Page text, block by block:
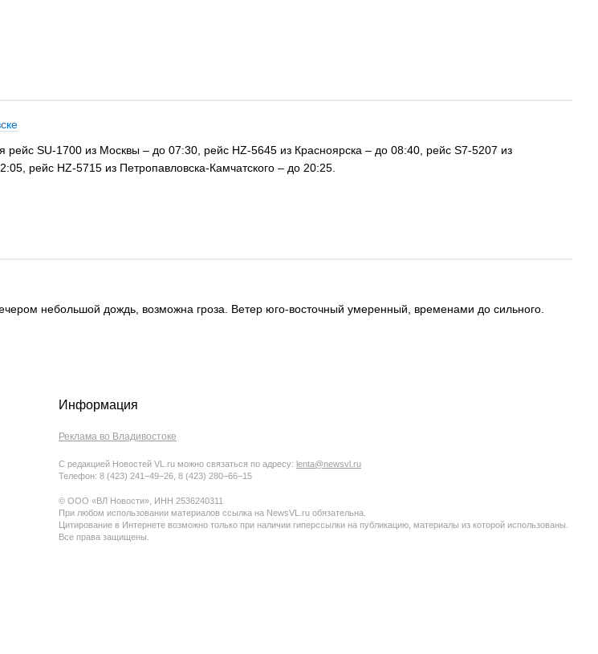
SU-1700 из Москвы – до 07:30, рейс HZ-5645 из Красноярска – до 08:40, рейс S7-5207 из
рейс HZ-5715 из Петропавловска-Камчатского – до 20:25.
небольшой дождь, возможна гроза. Ветер юго-восточный умеренный, временами до сильного.
Информация
Реклама во Владивостоке
С редакцией Новостей VL.ru можно связаться по адресу: lenta@newsvl.ru
Телефон: 8 (423) 241−49−26, 8 (423) 280−66−15
© ООО «ВЛ Новости», ИНН 2536240311
При любом использовании материалов ссылка на NewsVL.ru обязательна.
Цитирование в Интернете возможно только при наличии гиперссылки на публикацию, материалы из которой использованы.
Все права защищены.